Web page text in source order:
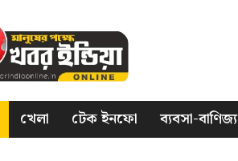
খেলা টেক ইনফো ব্যবসা-বাণিজ্য